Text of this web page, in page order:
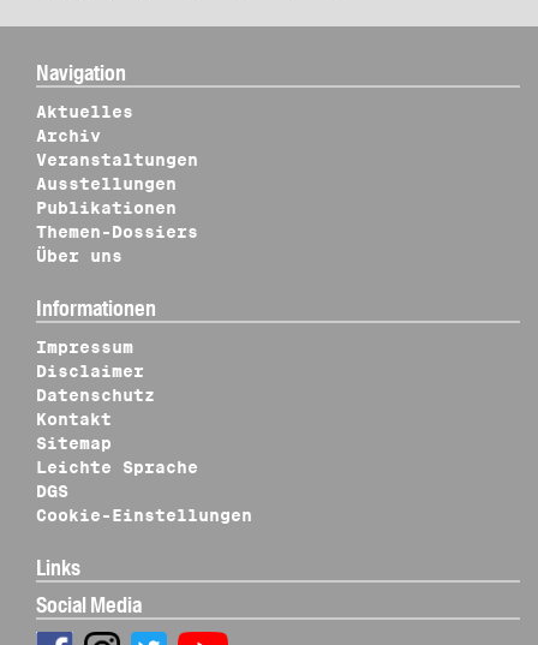
Navigation
Aktuelles
Archiv
Veranstaltungen
Ausstellungen
Publikationen
Themen-Dossiers
Über uns
Informationen
Impressum
Disclaimer
Datenschutz
Kontakt
Sitemap
Leichte Sprache
DGS
Cookie-Einstellungen
Links
Social Media